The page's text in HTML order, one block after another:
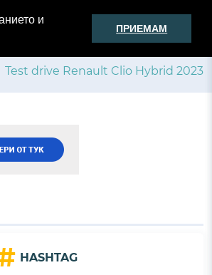
и
ПРИЕМАМ
АвтоБОТ Известия
Test drive Renault Clio Hybrid 2023
HASHTAG